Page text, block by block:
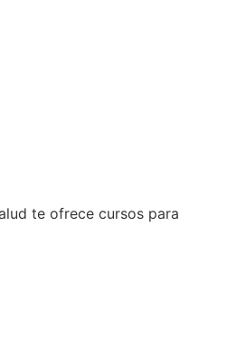
te ofrece cursos para